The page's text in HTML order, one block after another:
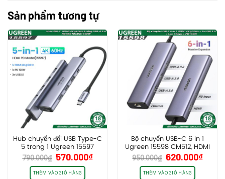
Sản phẩm tương tự
Hub chuyển đổi USB Type-C
5 trong 1 Ugreen 15597
CM511 HDMI 4K@60Hz, USB-
A x3, Sạc PD 100W
790.000₫ Giá
gốc
là:
570.000₫Giá
THÊM VÀO GIỎ HÀNG
Bộ chuyển USB-C 6 in 1
Ugreen 15598 CM512, HDMI
4K@30Hz + 3x USB 3.0 +
Lan 1Gbps + PD100W
950.000₫ Giá
gốc
là:
620.000₫Giá
THÊM VÀO GIỎ HÀNG